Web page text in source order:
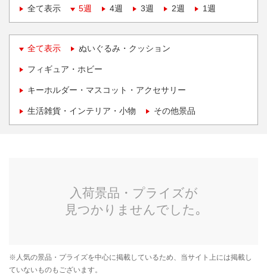
全て表示
5週 4週 3週 2週 1週
全て表示 ぬいぐるみ・クッション
フィギュア・ホビー
キーホルダー・マスコット・アクセサリー
生活雑貨・インテリア・小物 その他景品